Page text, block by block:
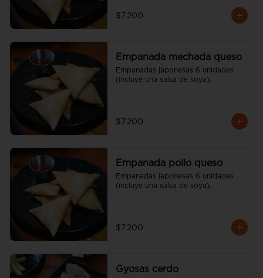
$7.200
Empanada mechada queso
Empanadas japonesas 6 unidades
(incluye una salsa de soya).
$7.200
Empanada pollo queso
Empanadas japonesas 6 unidades
(incluye una salsa de soya).
$7.200
Gyosas cerdo